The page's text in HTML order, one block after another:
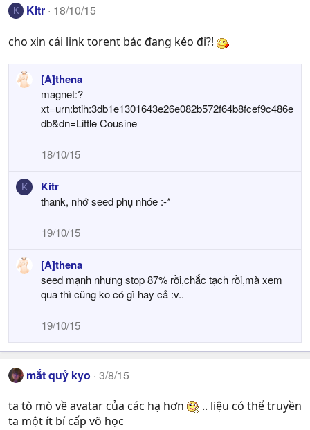
K Kitr 18/10/15
cho xin cái link torent bác đang kéo đi?!
[A]thena
magnet:?
xt=urn:btih:3db1e1301643e26e082b572f64b8fcef9c486e
db&dn=Little Cousine
18/10/15
K Kitr
thank, nhớ seed phụ nhóe :-*
19/10/15
[A]thena
seed mạnh nhưng stop 87% rồi,chắc tạch rồi,mà xem
qua thì cũng ko có gì hay cả :v..
19/10/15
mắt quỷ kyo 3/8/15
ta tò mò về avatar của các hạ hơn
.. liệu có thể truyền
ta một ít bí cấp võ học